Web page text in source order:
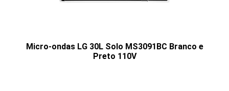
Micro-ondas LG 30L Solo MS3091BC Branco e
Preto 110V